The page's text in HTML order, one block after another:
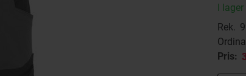
I lager
Rek.
Pris: